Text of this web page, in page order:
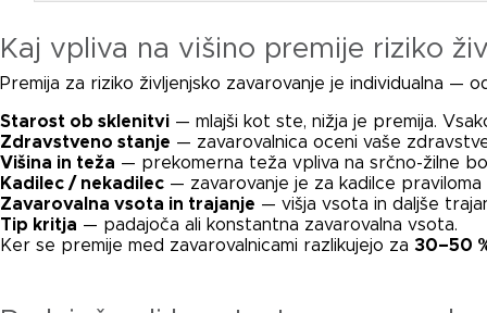
Kaj vpliva na višino premije riziko
Premija za riziko življenjsko zavarovanje je individualna —
Starost ob sklenitvi — mlajši kot ste, nižja je premija.
Zdravstveno stanje — zavarovalnica oceni vaše
Višina in teža — prekomerna teža vpliva na srčno-žilne
Kadilec / nekadilec — zavarovanje je za kadilce praviloma
Zavarovalna vsota in trajanje — višja vsota in daljše
Tip kritja — padajoča ali konstantna zavarovalna vsota.
Ker se premije med zavarovalnicami razlikujejo za 30–50